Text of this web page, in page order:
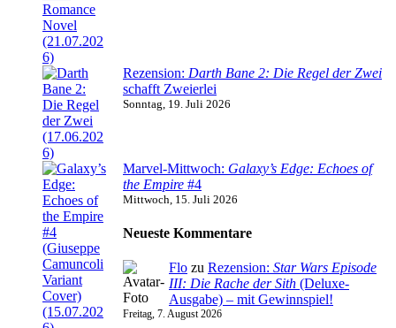
Rezension: Darth Bane 2: Die Regel der Zwei
schafft Zweierlei
Sonntag, 19. Juli 2026
Marvel-Mittwoch: Galaxy’s Edge: Echoes of
the Empire #4
Mittwoch, 15. Juli 2026
Neueste Kommentare
Flo zu Rezension: Star Wars Episode
III: Die Rache der Sith (Deluxe-
Ausgabe) – mit Gewinnspiel!
Freitag, 7. August 2026